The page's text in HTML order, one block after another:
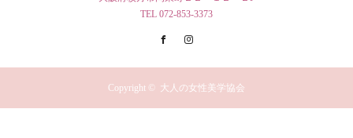
TEL 072-853-3373
Facebook
Copyright © 大人の女性美学協会